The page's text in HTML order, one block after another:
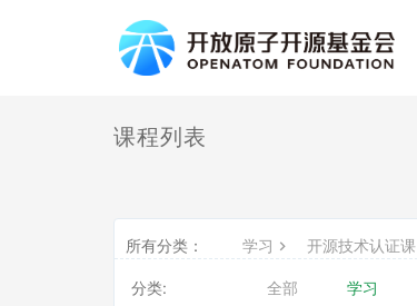
课程列表
所有分类： 学习 开源技术认证课
分类: 全部 学习